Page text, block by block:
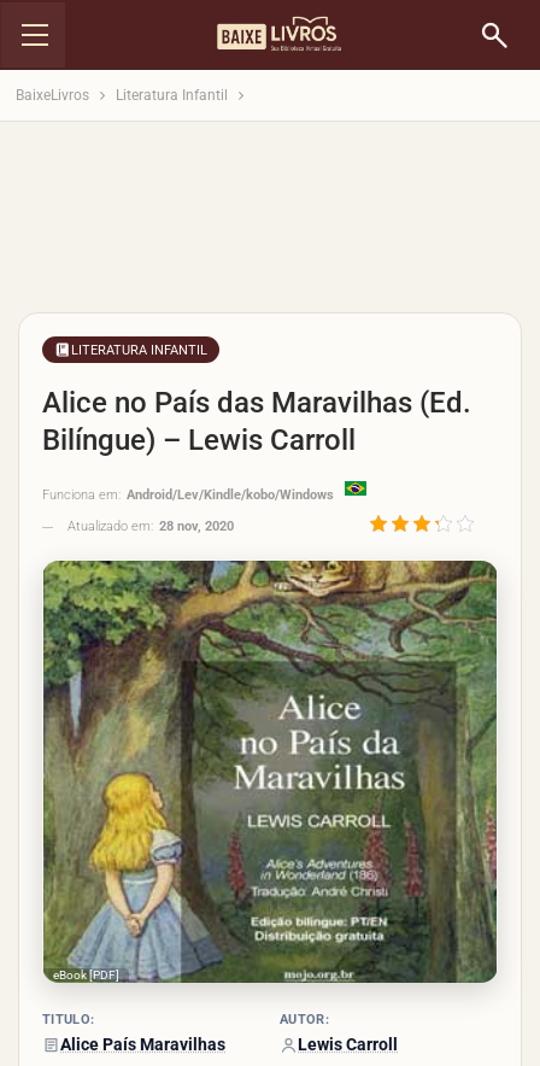
BaixeLivros Literatura Infantil
LITERATURA INFANTIL
Alice no País das Maravilhas (Ed.
Bilíngue) – Lewis Carroll
Funciona em: Android/Lev/Kindle/kobo/Windows
Atualizado em: 28 nov, 2020
eBook [PDF]
3.3/5
- (26
votos)
TÍTULO:
Alice País Maravilhas
AUTOR:
Lewis Carroll